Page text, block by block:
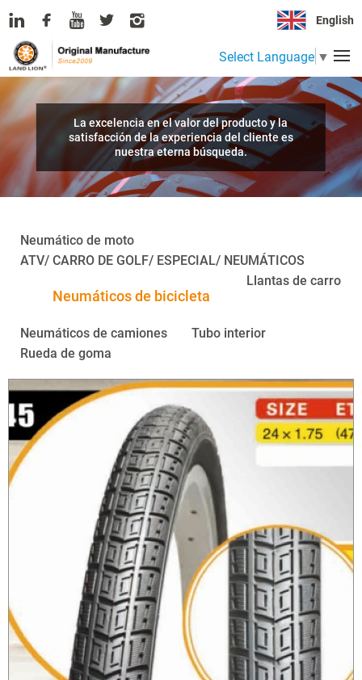
English
Select Language ▼
La excelencia en el valor del producto y la
satisfacción de la experiencia del cliente es
nuestra eterna búsqueda.
Neumático de moto
ATV/ CARRO DE GOLF/ ESPECIAL/ NEUMÁTICOS
Neumáticos de bicicleta
Llantas de carro
Neumáticos de camiones
Tubo interior
Rueda de goma